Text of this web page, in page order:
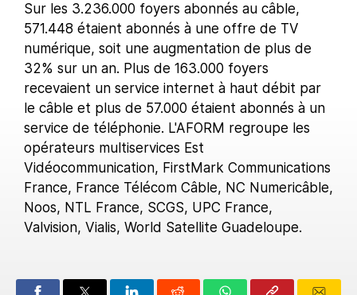
Sur les 3.236.000 foyers abonnés au câble,
571.448 étaient abonnés à une offre de TV
numérique, soit une augmentation de plus de
32% sur un an. Plus de 163.000 foyers
recevaient un service internet à haut débit par
le câble et plus de 57.000 étaient abonnés à un
service de téléphonie. L'AFORM regroupe les
opérateurs multiservices Est
Vidéocommunication, FirstMark Communications
France, France Télécom Câble, NC Numericâble,
Noos, NTL France, SCGS, UPC France,
Valvision, Vialis, World Satellite Guadeloupe.